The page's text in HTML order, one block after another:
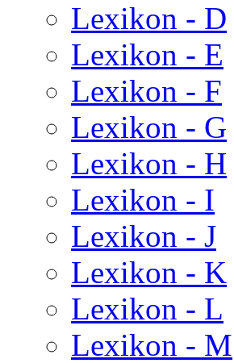
Lexikon - D
Lexikon - E
Lexikon - F
Lexikon - G
Lexikon - H
Lexikon - I
Lexikon - J
Lexikon - K
Lexikon - L
Lexikon - M